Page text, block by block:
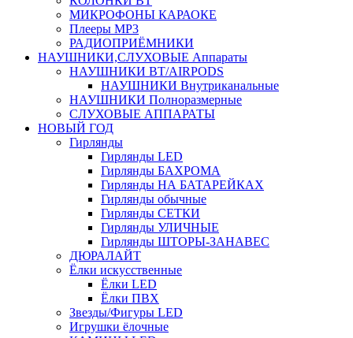
МИКРОФОНЫ КАРАОКЕ
Плееры MP3
РАДИОПРИЁМНИКИ
НАУШНИКИ,СЛУХОВЫЕ Аппараты
НАУШНИКИ BT/AIRPODS
НАУШНИКИ Внутриканальные
НАУШНИКИ Полноразмерные
СЛУХОВЫЕ АППАРАТЫ
НОВЫЙ ГОД
Гирлянды
Гирлянды LED
Гирлянды БАХРОМА
Гирлянды НА БАТАРЕЙКАХ
Гирлянды обычные
Гирлянды СЕТКИ
Гирлянды УЛИЧНЫЕ
Гирлянды ШТОРЫ-ЗАНАВЕС
ДЮРАЛАЙТ
Ёлки искусственные
Ёлки LED
Ёлки ПВХ
Звезды/Фигуры LED
Игрушки ёлочные